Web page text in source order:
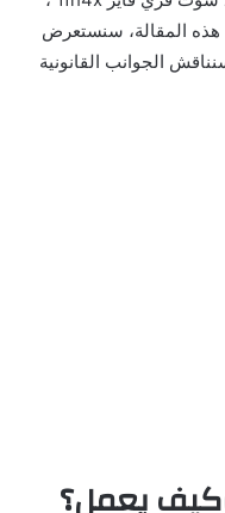
هذه المقالة، سنستعرض
الجوانب القانونية